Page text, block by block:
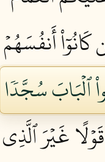
أَنفُسَهُمۡ
ٱلۡبَابَ سُجَّدٗا
غَيۡرَ ٱلَّذِي